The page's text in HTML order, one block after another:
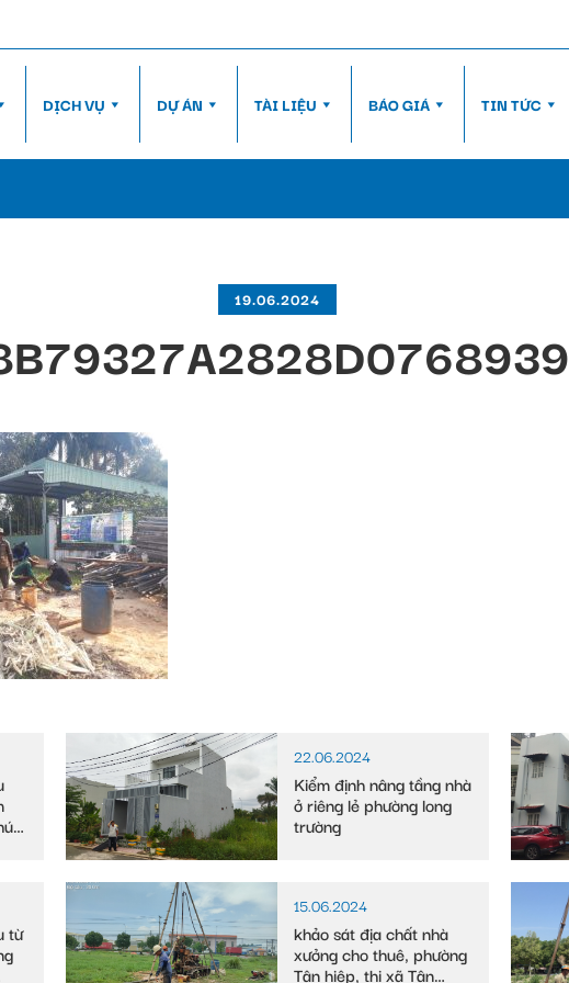
DỊCH VỤ DỰ ÁN TÀI LIỆU BÁO GIÁ TIN TỨC
19.06.2024
22.06.2024
Kiểm định nâng tầng nhà
ở riêng lẻ phường long
trường
từ
15.06.2024
khảo sát địa chất nhà
xưởng cho thuê, phường
Tân hiệp, thị xã Tân